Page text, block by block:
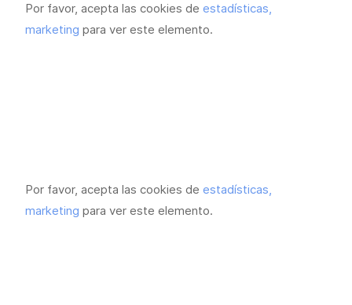
Por favor, acepta las cookies de estadísticas,
marketing para ver este elemento.
Por favor, acepta las cookies de estadísticas,
marketing para ver este elemento.